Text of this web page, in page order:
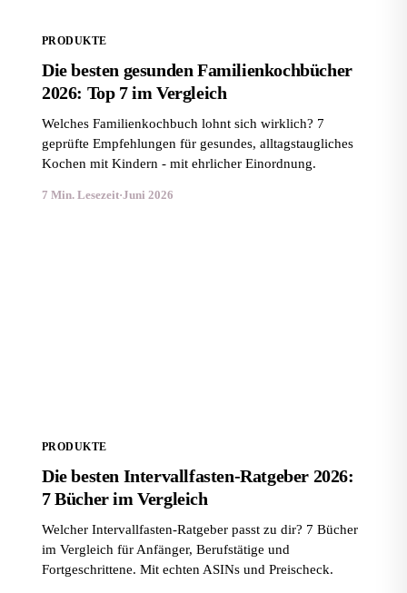
PRODUKTE
Die besten gesunden Familienkochbücher
2026: Top 7 im Vergleich
Welches Familienkochbuch lohnt sich wirklich? 7
geprüfte Empfehlungen für gesundes, alltagstaugliches
Kochen mit Kindern - mit ehrlicher Einordnung.
7 Min. Lesezeit·Juni 2026
PRODUKTE
Die besten Intervallfasten-Ratgeber 2026:
7 Bücher im Vergleich
Welcher Intervallfasten-Ratgeber passt zu dir? 7 Bücher
im Vergleich für Anfänger, Berufstätige und
Fortgeschrittene. Mit echten ASINs und Preischeck.